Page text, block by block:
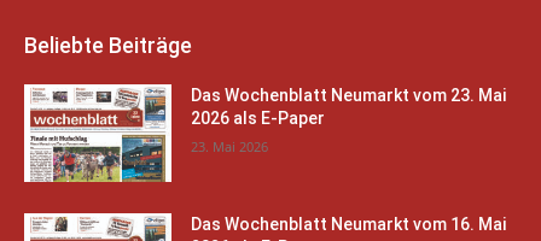
Beliebte Beiträge
Das Wochenblatt Neumarkt vom 23. Mai
2026 als E-Paper
23. Mai 2026
Das Wochenblatt Neumarkt vom 16. Mai